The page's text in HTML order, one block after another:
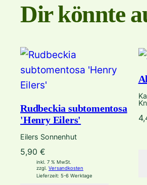
Dir könnte
Rudbeckia subtomentosa
'Henry Eilers'
Eilers Sonnenhut
5,90 €
inkl. 7 % MwSt.
zzgl. Versandkosten
Lieferzeit: 5-6 Werktage